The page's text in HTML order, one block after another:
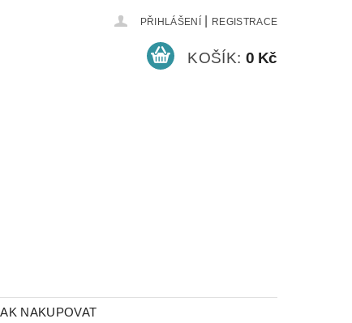
PŘIHLÁŠENÍ REGISTRACE
KOŠÍK: 0 Kč
NAKUPOVAT